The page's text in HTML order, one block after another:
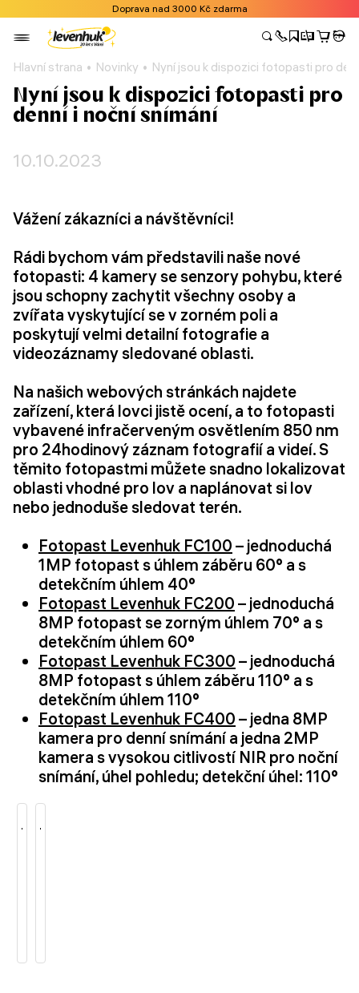
Doprava nad 3000 Kč zdarma
Hlavní strana Novinky Nyní jsou k dispozici fotopasti pro
Nyní jsou k dispozici fotopasti pro
denní i noční snímání
10.10.2023
Vážení zákazníci a návštěvníci!
Rádi bychom vám představili naše nové
fotopasti: 4 kamery se senzory pohybu, které
jsou schopny zachytit všechny osoby a
zvířata vyskytující se v zorném poli a
poskytují velmi detailní fotografie a
videozáznamy sledované oblasti.
Na našich webových stránkách najdete
zařízení, která lovci jistě ocení, a to fotopasti
vybavené infračerveným osvětlením 850 nm
pro 24hodinový záznam fotografií a videí. S
těmito fotopastmi můžete snadno lokalizovat
oblasti vhodné pro lov a naplánovat si lov
nebo jednoduše sledovat terén.
Fotopast Levenhuk FC100 – jednoduchá
1MP fotopast s úhlem záběru 60° a s
detekčním úhlem 40°
Fotopast Levenhuk FC200 – jednoduchá
8MP fotopast se zorným úhlem 70° a s
detekčním úhlem 60°
Fotopast Levenhuk FC300 – jednoduchá
8MP fotopast s úhlem záběru 110° a s
detekčním úhlem 110°
Fotopast Levenhuk FC400 – jedna 8MP
kamera pro denní snímání a jedna 2MP
kamera s vysokou citlivostí NIR pro noční
snímání, úhel pohledu; detekční úhel: 110°